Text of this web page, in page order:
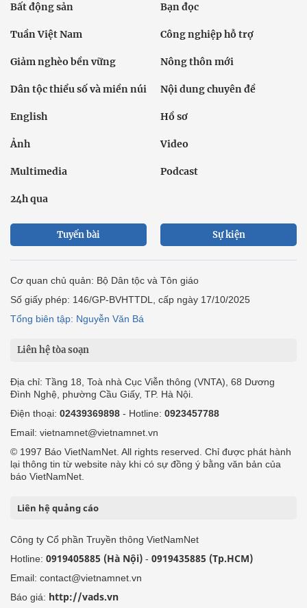
Bất động sản Bạn đọc
Tuần Việt Nam Công nghiệp hỗ trợ
Giảm nghèo bền vững Nông thôn mới
Dân tộc thiểu số và miền núi Nội dung chuyên đề
English Hồ sơ
Ảnh Video
Multimedia Podcast
24h qua
Tuyến bài Sự kiện
Cơ quan chủ quản: Bộ Dân tộc và Tôn giáo
Số giấy phép: 146/GP-BVHTTDL, cấp ngày 17/10/2025
Tổng biên tập: Nguyễn Văn Bá
Liên hệ tòa soạn
Địa chỉ: Tầng 18, Toà nhà Cục Viễn thông (VNTA), 68 Dương
Đình Nghệ, phường Cầu Giấy, TP. Hà Nội.
Điện thoại: 02439369898 - Hotline: 0923457788
Email: vietnamnet@vietnamnet.vn
© 1997 Báo VietNamNet. All rights reserved. Chỉ được phát hành
lại thông tin từ website này khi có sự đồng ý bằng văn bản của
báo VietNamNet.
Liên hệ quảng cáo
Công ty Cổ phần Truyền thông VietNamNet
Hotline: 0919405885 (Hà Nội) - 0919435885 (Tp.HCM)
Email: contact@vietnamnet.vn
Báo giá: http://vads.vn